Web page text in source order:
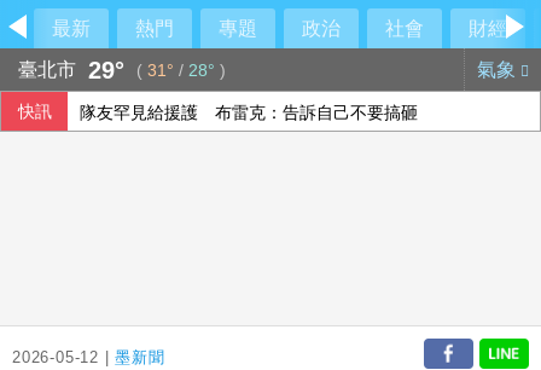
最新 熱門 專題 政治 社會
財經
臺北市 29° ( 31° / 28° ) 氣象
快訊 隊友罕見給援護 布雷克：告訴自己不要搞砸
2026-05-12 |墨新聞